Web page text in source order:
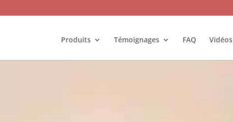
Produits Témoignages FAQ Vidéos